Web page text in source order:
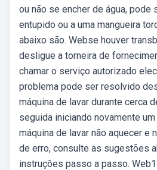
ou não se encher de água, pode
entupido ou a uma mangueira
abaixo são. Webse houver
desligue a torneira de
chamar o serviço autorizado
problema pode ser resolvido
máquina de lavar durante cerca
seguida iniciando novamente
máquina de lavar não aquecer e
de erro, consulte as sugestões
instruções passo a passo.